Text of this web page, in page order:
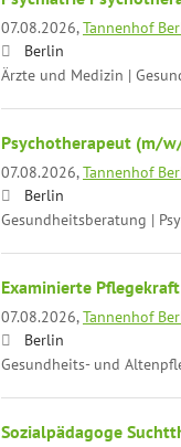
07.08.2026,Tannenhof
Berlin
Ärzte und Medizin |
Psychotherapeut (m/
07.08.2026,Tannenhof
Berlin
Gesundheitsberatung |
Examinierte
07.08.2026,Tannenhof
Berlin
Gesundheits- und
Sozialpädagoge